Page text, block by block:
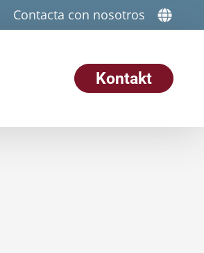
Contacta con nosotros
Kontakt